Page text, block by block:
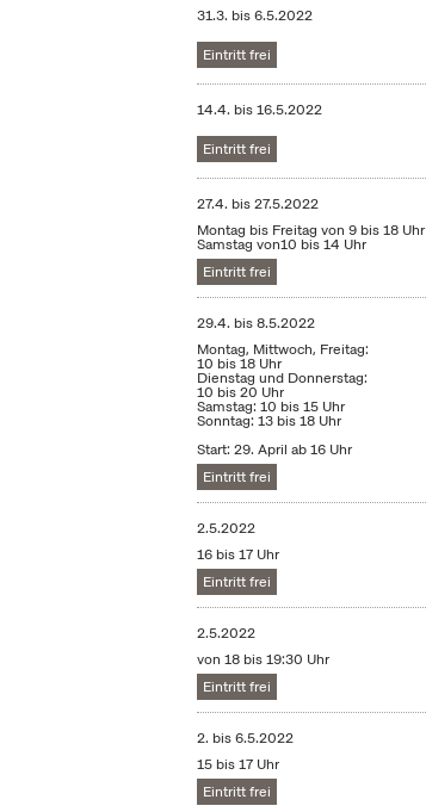
31.3. bis6.5.2022
Eintritt frei
14.4. bis16.5.2022
Eintritt frei
27.4. bis27.5.2022
Montag bis Freitag von 9 bis 18 Uhr
Samstag von10 bis 14 Uhr
Eintritt frei
29.4. bis8.5.2022
Montag, Mittwoch, Freitag:
10 bis 18 Uhr
Dienstag und Donnerstag:
10 bis 20 Uhr
Samstag: 10 bis 15 Uhr
Sonntag: 13 bis 18 Uhr
Start: 29. April ab 16 Uhr
Eintritt frei
2.5.2022
16 bis 17 Uhr
Eintritt frei
2.5.2022
von 18 bis 19:30 Uhr
Eintritt frei
2. bis6.5.2022
15 bis 17 Uhr
Eintritt frei